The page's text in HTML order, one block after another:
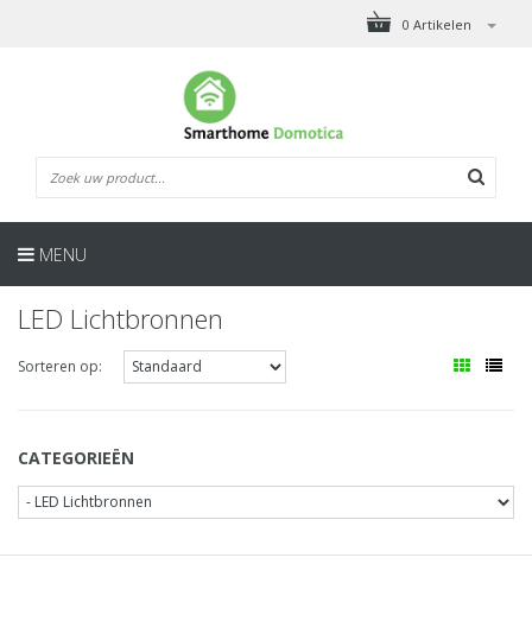
0 Artikelen
MENU
LED Lichtbronnen
Sorteren op:
CATEGORIEËN